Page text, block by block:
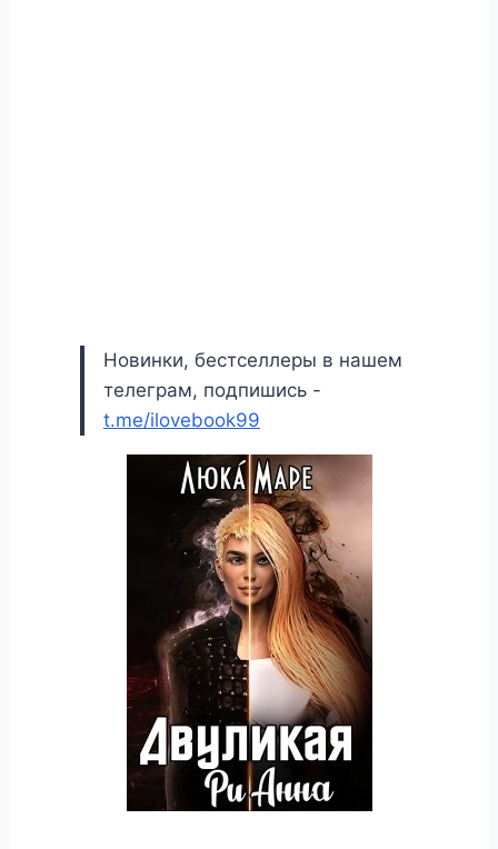
Новинки, бестселлеры в нашем
телеграм, подпишись -
t.me/ilovebook99